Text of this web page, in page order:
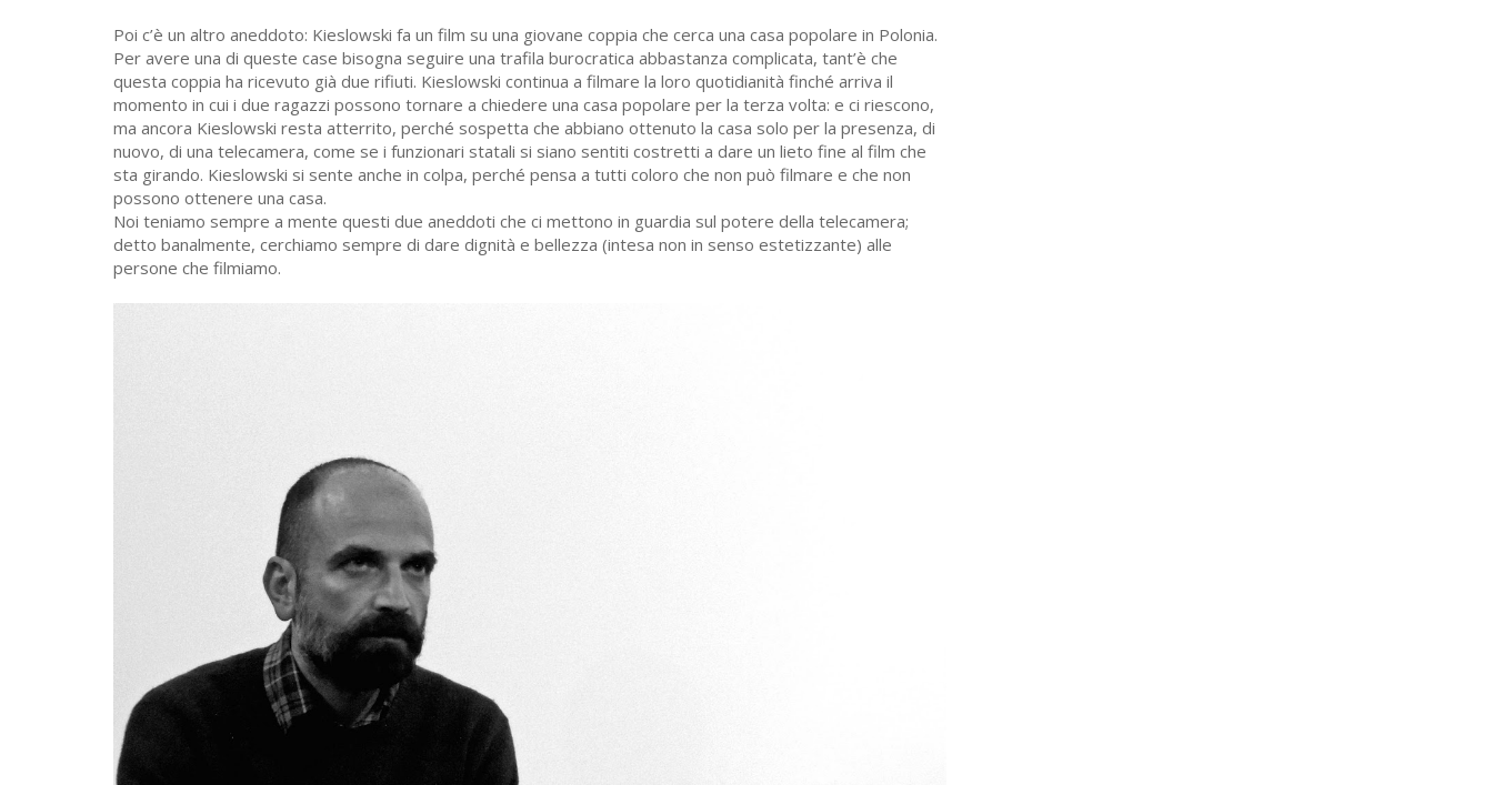
Poi c’è un altro aneddoto: Kieslowski fa un film su una giovane coppia che cerca una casa popolare in Polonia.
Per avere una di queste case bisogna seguire una trafila burocratica abbastanza complicata, tant’è che
questa coppia ha ricevuto già due rifiuti. Kieslowski continua a filmare la loro quotidianità finché arriva il
momento in cui i due ragazzi possono tornare a chiedere una casa popolare per la terza volta: e ci riescono,
ma ancora Kieslowski resta atterrito, perché sospetta che abbiano ottenuto la casa solo per la presenza, di
nuovo, di una telecamera, come se i funzionari statali si siano sentiti costretti a dare un lieto fine al film che
sta girando. Kieslowski si sente anche in colpa, perché pensa a tutti coloro che non può filmare e che non
possono ottenere una casa.
Noi teniamo sempre a mente questi due aneddoti che ci mettono in guardia sul potere della telecamera;
detto banalmente, cerchiamo sempre di dare dignità e bellezza (intesa non in senso estetizzante) alle
persone che filmiamo.